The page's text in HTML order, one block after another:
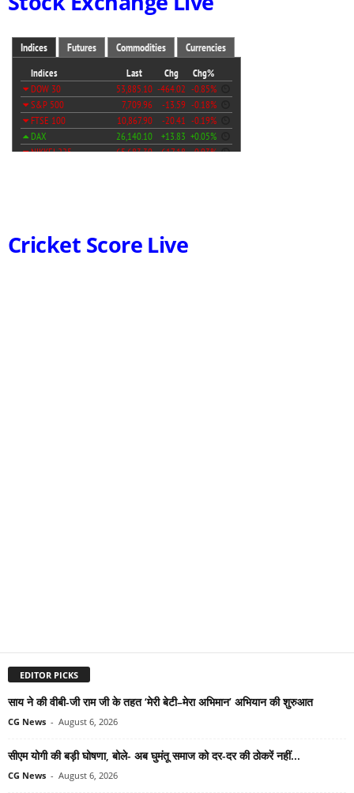
Cricket Score Live
EDITOR PICKS
साय ने की वीबी-जी राम जी के तहत ‘मेरी बेटी–मेरा अभिमान’ अभियान की शुरुआत
CG News - August 6, 2026
सीएम योगी की बड़ी घोषणा, बोले- अब घुमंतू समाज को दर-दर की ठोकरें नहीं...
CG News - August 6, 2026